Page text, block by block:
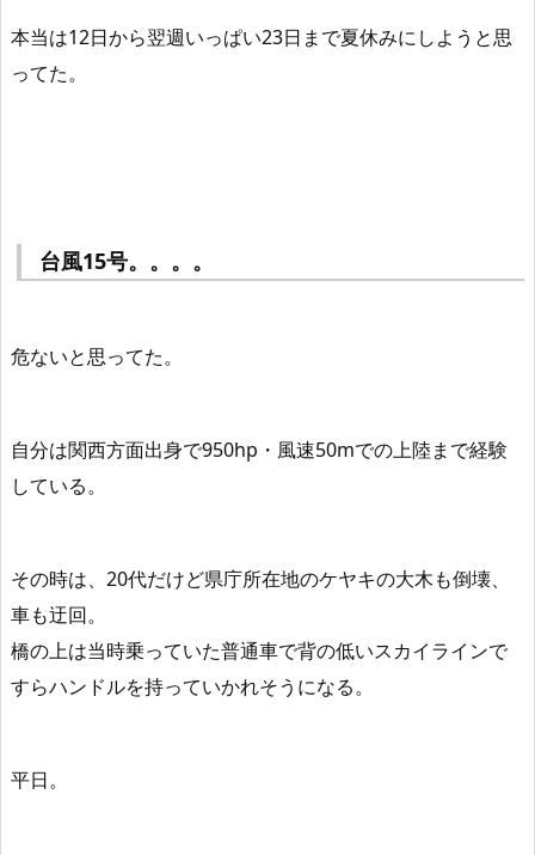
本当は12日から翌週いっぱい23日まで夏休みにしようと思
ってた。
台風15号。。。。
危ないと思ってた。
自分は関西方面出身で950hp・風速50mでの上陸まで経験
している。
その時は、20代だけど県庁所在地のケヤキの大木も倒壊、
車も迂回。
橋の上は当時乗っていた普通車で背の低いスカイラインで
すらハンドルを持っていかれそうになる。
平日。